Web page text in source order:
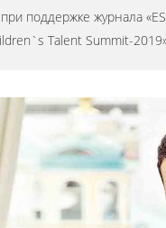
поддержке журнала
Talent Summit-